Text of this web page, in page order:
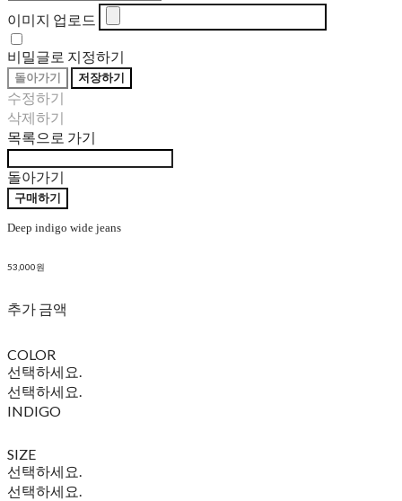
이미지 업로드
비밀글로 지정하기
돌아가기 저장하기
수정하기
삭제하기
목록으로 가기
돌아가기
구매하기
Deep indigo wide jeans
53,000원
추가 금액
COLOR
선택하세요.
선택하세요.
INDIGO
SIZE
선택하세요.
선택하세요.